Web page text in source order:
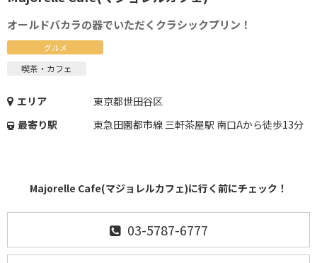
オールドバカラの器でいただくクラシックプリン！
グルメ
喫茶・カフェ
エリア
東京都世田谷区
最寄り駅
東急田園都市線 三軒茶屋駅 南口Aから徒歩13分
Majorelle Cafe(マジョレルカフェ)に行く前にチェック！
03-5787-6777